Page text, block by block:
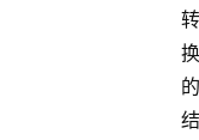
转
换
的
结